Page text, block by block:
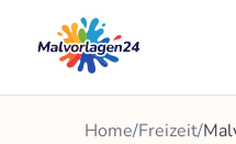
Inhalt
springen
Home/Freizeit/